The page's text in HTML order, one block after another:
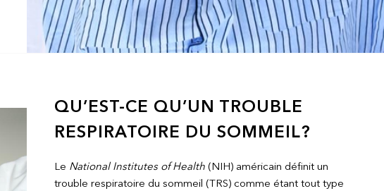
QU’EST-CE QU’UN TROUBLE
RESPIRATOIRE DU SOMMEIL?
Le National Institutes of Health (NIH) américain définit un
trouble respiratoire du sommeil (TRS) comme étant tout type